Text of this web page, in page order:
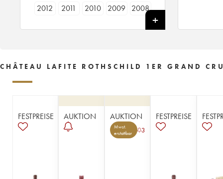
2012
2011 2010 2009
2008
1981 1980 1979
1978
1976 1974
1973
1969
1968
CHÂTEAU LAFITE ROTHSCHILD 1ER GRAND
FESTPREISE AUKTION AUKTION
Mwst.
erstattbar
3
FESTPREISE